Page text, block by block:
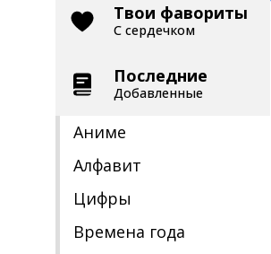
Твои фавориты
С сердечком
Последние
Добавленные
Аниме
Алфавит
Цифры
Времена года